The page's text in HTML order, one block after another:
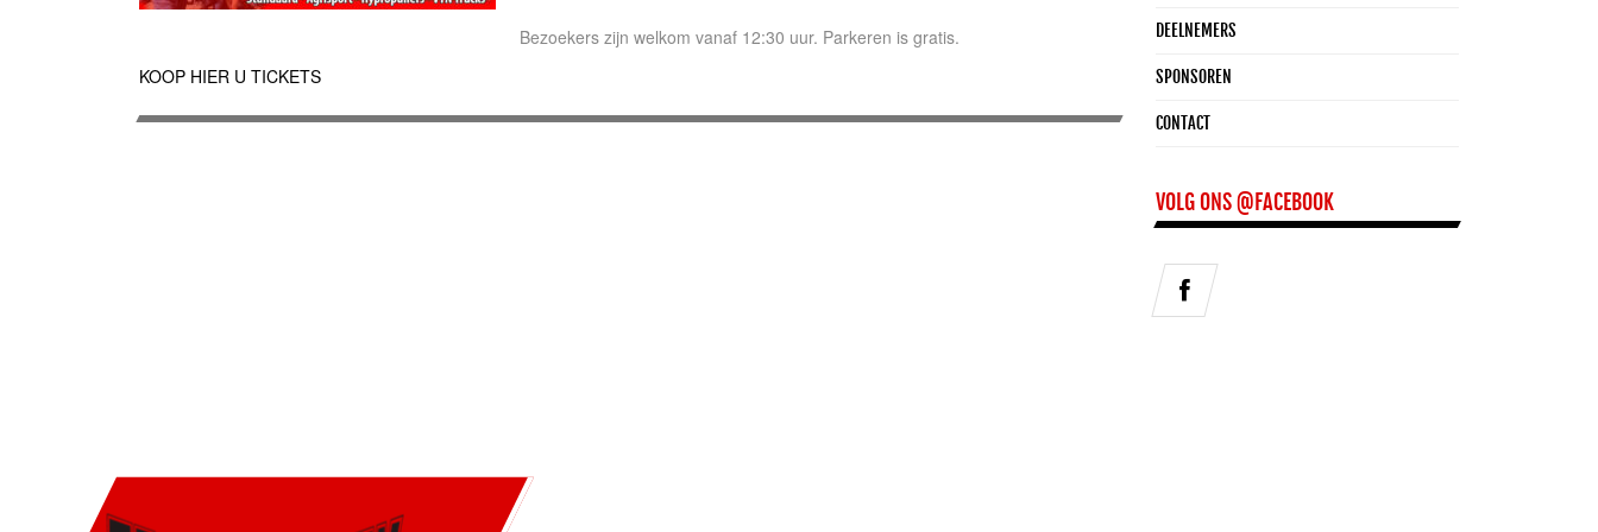
Bezoekers zijn welkom vanaf 12:30 uur. Parkeren is gratis.
KOOP HIER U TICKETS
DEELNEMERS
SPONSOREN
CONTACT
VOLG ONS @FACEBOOK